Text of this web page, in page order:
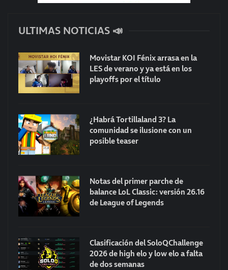
ULTIMAS NOTICIAS 📣
Movistar KOI Fénix arrasa en la
LES de verano y ya está en los
playoffs por el título
¿Habrá Tortillaland 3? La
comunidad se ilusione con un
posible teaser
Notas del primer parche de
balance LoL Classic: versión 26.16
de League of Legends
Clasificación del SoloQChallenge
2026 de high elo y low elo a falta
de dos semanas